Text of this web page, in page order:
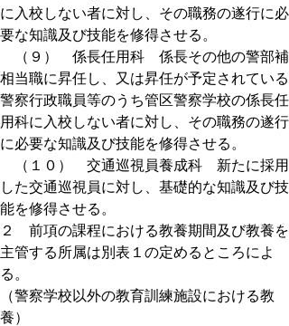
に入校しない者に対し、その職務の遂行に必
要な知識及び技能を修得させる。
（９） 係長任用科 係長その他の警部補
相当職に昇任し、又は昇任が予定されている
警察行政職員等のうち管区警察学校の係長任
用科に入校しない者に対し、その職務の遂行
に必要な知識及び技能を修得させる。
（１０） 交通巡視員養成科 新たに採用
した交通巡視員に対し、基礎的な知識及び技
能を修得させる。
２ 前項の課程における教養期間及び教養を
主管する所属は別表１の定めるところによ
る。
（警察学校以外の教育訓練施設における教
養）